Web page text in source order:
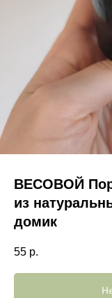
ВЕСОВОЙ
из
домик
55 р.